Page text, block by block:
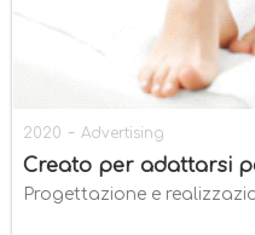
2020 - Advertising
Creato per adattarsi
Progettazione e